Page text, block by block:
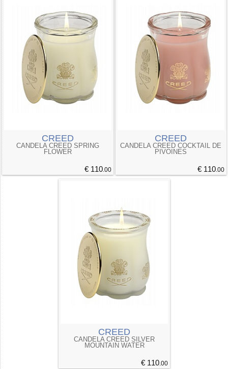
CREED
CANDELA CREED SPRING
FLOWER
€ 110.00
CREED
CANDELA CREED COCKTAIL DE
PIVOINES
€ 110.00
CREED
CANDELA CREED SILVER
MOUNTAIN WATER
€ 110.00